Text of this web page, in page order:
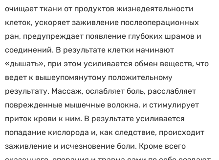
очищает ткани от продуктов жизнедеятельности
клеток, ускоряет заживление послеоперационных
ран, предупреждает появление глубоких шрамов и
соединений. В результате клетки начинают
«дышать», при этом усиливается обмен веществ, что
ведет к вышеупомянутому положительному
результату. Массаж, ослабляет боль, расслабляет
поврежденные мышечные волокна. и стимулирует
приток крови к ним. В результате усиливается
попадание кислорода и, как следствие, происходит
заживление и исчезновение боли. Кроме всего